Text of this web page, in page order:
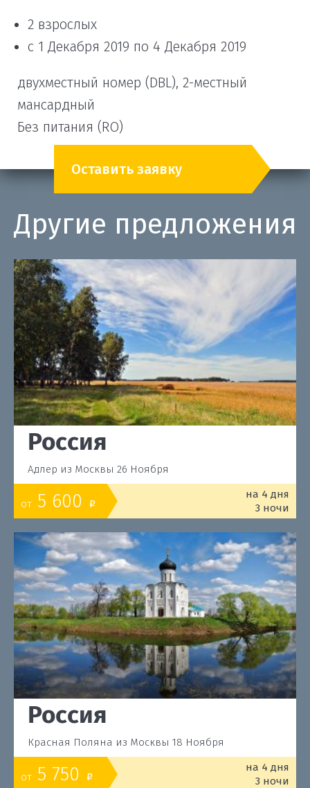
2 взрослых
с 1 Декабря 2019 по 4 Декабря 2019
двухместный номер (DBL), 2-местный
мансардный
Без питания (RO)
Оставить заявку
Другие предложения
Россия
Адлер из Москвы 26 Ноября
от 5 600 o
на 4 дня
3 ночи
Россия
Красная Поляна из Москвы 18 Ноября
от 5 750 o
на 4 дня
3 ночи